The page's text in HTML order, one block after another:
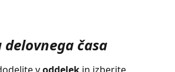
časa